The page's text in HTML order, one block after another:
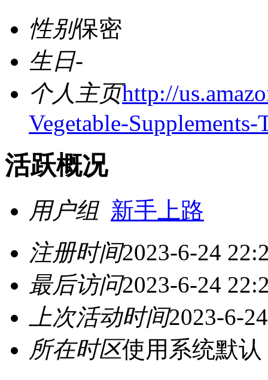
性别保密
生日-
个人主页http://
Vegetable-
活跃概况
用户组 新手上路
注册时间2023-6-24
最后访问2023-6-24
上次活动时间2023-6-
所在时区使用系统默认